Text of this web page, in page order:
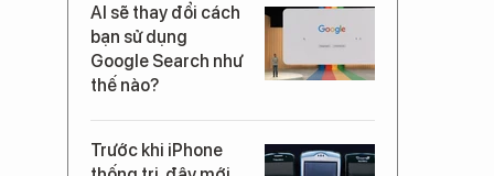
AI sẽ thay đổi cách
bạn sử dụng
Google Search như
thế nào?
Trước khi iPhone